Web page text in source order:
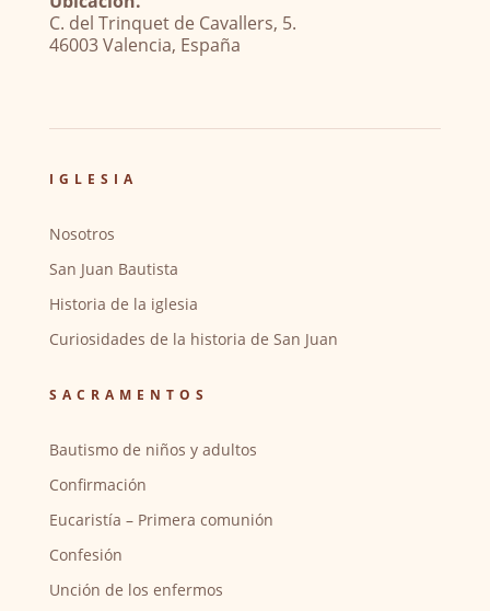
C. del Trinquet de Cavallers, 5.
46003 Valencia, España
IGLESIA
Nosotros
San Juan Bautista
Historia de la iglesia
Curiosidades de la historia de San Juan
SACRAMENTOS
Bautismo de niños y adultos
Confirmación
Eucaristía – Primera comunión
Confesión
Unción de los enfermos